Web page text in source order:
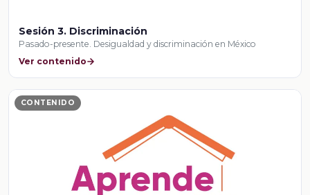
Sesión 3. Discriminación
Pasado-presente. Desigualdad y discriminación en México
Ver contenido
CONTENIDO